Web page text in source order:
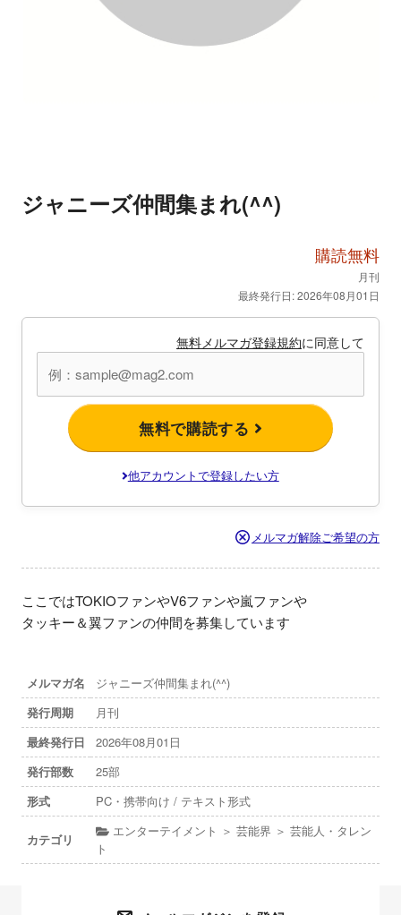
ジャニーズ仲間集まれ(^^)
購読無料
月刊
最終発行日: 2026年08月01日
無料メルマガ登録規約に同意して
無料で購読する
他アカウントで登録したい方
メルマガ解除ご希望の方
ここではTOKIOファンやV6ファンや嵐ファンや
タッキー＆翼ファンの仲間を募集しています
メルマガ名
ジャニーズ仲間集まれ(^^)
発行周期
月刊
最終発行日
2026年08月01日
発行部数
25部
形式
PC・携帯向け / テキスト形式
カテゴリ
エンターテイメント ＞ 芸能界 ＞ 芸能人・タレン
ト